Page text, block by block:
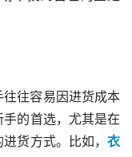
往容易因进货成本
手的首选，尤其是在
货方式。比如， 衣